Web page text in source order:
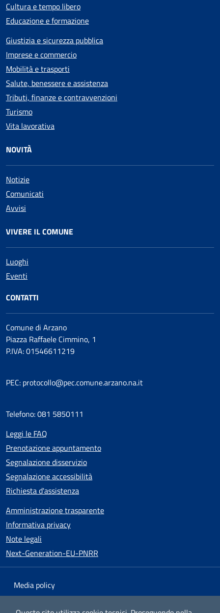
Cultura e tempo libero
Educazione e formazione
Giustizia e sicurezza pubblica
Imprese e commercio
Mobilità e trasporti
Salute, benessere e assistenza
Tributi, finanze e contravvenzioni
Turismo
Vita lavorativa
NOVITÀ
Notizie
Comunicati
Avvisi
VIVERE IL COMUNE
Luoghi
Eventi
CONTATTI
Comune di Arzano
Piazza Raffaele Cimmino, 1
P.IVA: 01546611219
PEC: protocollo@pec.comune.arzano.na.it
Telefono: 081 5850111
Leggi le FAQ
Prenotazione appuntamento
Segnalazione disservizio
Segnalazione accessibilità
Richiesta d'assistenza
Amministrazione trasparente
Informativa privacy
Note legali
Next-Generation-EU-PNRR
Media policy